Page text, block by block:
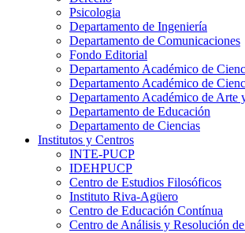
Psicologia
Departamento de Ingeniería
Departamento de Comunicaciones
Fondo Editorial
Departamento Académico de
Departamento Académico de
Departamento Académico de Arte
Departamento de Educación
Departamento de Ciencias
Institutos y Centros
INTE-PUCP
IDEHPUCP
Centro de Estudios Filosóficos
Instituto Riva-Agüero
Centro de Educación Contínua
Centro de Análisis y Resolución